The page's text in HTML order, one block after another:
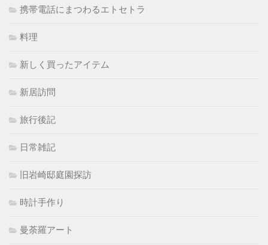
携帯電話にまつわるエトセトラ
料理
新しく買ったアイテム
新居訪問
旅行後記
日常雑記
旧岩崎邸庭園探訪
時計手作り
曼荼羅アート